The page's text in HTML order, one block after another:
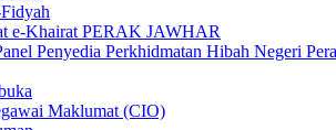
e-Khairat PERAK JAWHAR
Penyedia Perkhidmatan Hibah Negeri
Maklumat (CIO)